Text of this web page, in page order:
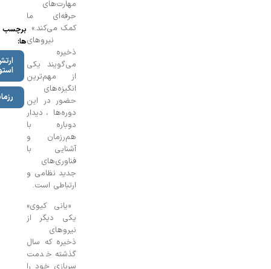
مهارت‌های
حرفه‌ای ما
کمک می‌کند.»
نیروهای
می‌گویند یکی
از مهم‌ترین
انگیزه‌های
حضور در این
دوره‌ها، دیدار
دوباره با
هم‌رزمان و
آشنایی با
فناوری‌های
جدید نظامی و
ارتباطی است.
«یانی کیوی»
یکی دیگر از
نیروهای
ذخیره که سال
گذشته خدمت
برچسب
ها:
ارتش
استونی
رزمایش